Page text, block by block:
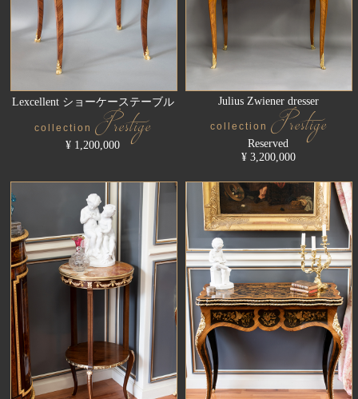
Lexcellent ショーケーステーブル
collection Prestige
¥ 1,200,000
Julius Zwiener dresser
collection Prestige
Reserved
¥ 3,200,000